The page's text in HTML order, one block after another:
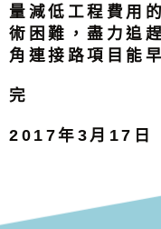
量減低工程費用
術困難，盡力追
角連接路項目能
完
2017年3月17日